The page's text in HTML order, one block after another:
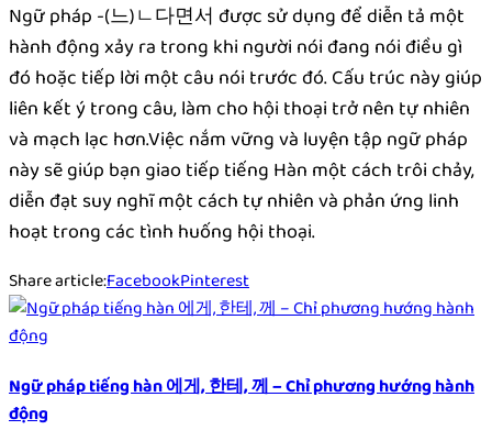
Ngữ pháp -(느)ㄴ다면서 được sử dụng để diễn tả một
hành động xảy ra trong khi người nói đang nói điều gì
đó hoặc tiếp lời một câu nói trước đó. Cấu trúc này giúp
liên kết ý trong câu, làm cho hội thoại trở nên tự nhiên
và mạch lạc hơn.Việc nắm vững và luyện tập ngữ pháp
này sẽ giúp bạn giao tiếp tiếng Hàn một cách trôi chảy,
diễn đạt suy nghĩ một cách tự nhiên và phản ứng linh
hoạt trong các tình huống hội thoại.
Share article:FacebookPinterest
Ngữ pháp tiếng hàn 에게, 한테, 께 – Chỉ phương hướng hành
động